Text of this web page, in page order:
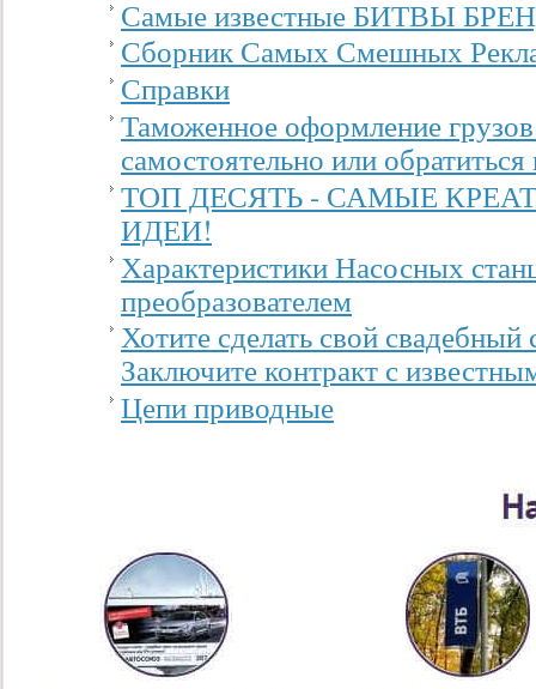
Самые известные БИТВЫ
Сборник Самых Смешных
Справки
Таможенное оформление
самостоятельно или
ТОП ДЕСЯТЬ - САМЫЕ
ИДЕИ!
Характеристики Насосных
преобразователем
Хотите сделать свой
Заключите контракт с
Цепи приводные